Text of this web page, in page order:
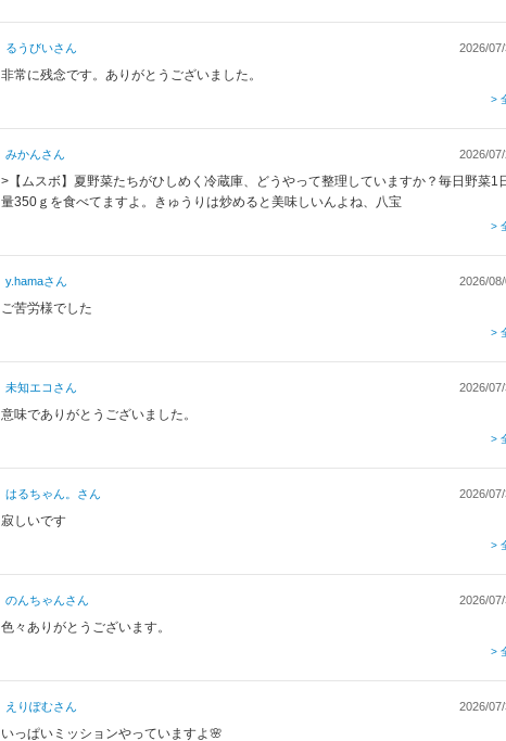
るうびいさん 2026/
非常に残念です。ありがとうございました。
>
みかんさん 2026/
>【ムスボ】夏野菜たちがひしめく冷蔵庫、どうやって整理していますか？毎日野菜1
量350ｇを食べてますよ。きゅうりは炒めると美味しいんよね、八宝
>
y.hamaさん 2026/
ご苦労様でした
>
未知エコ さん 2026/
意味でありがとうございました。
>
はるちゃん。 さん 2026/
寂しいです
>
のんちゃんさん 2026/
色々ありがとうございます。
>
えりぽむさん 2026/
いっぱいミッションやっていますよ🌸